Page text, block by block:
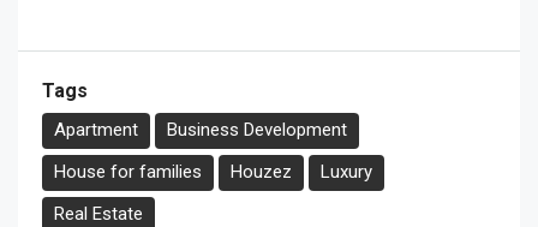
Tags
Apartment
Business Development
House for families
Houzez
Luxury
Real Estate